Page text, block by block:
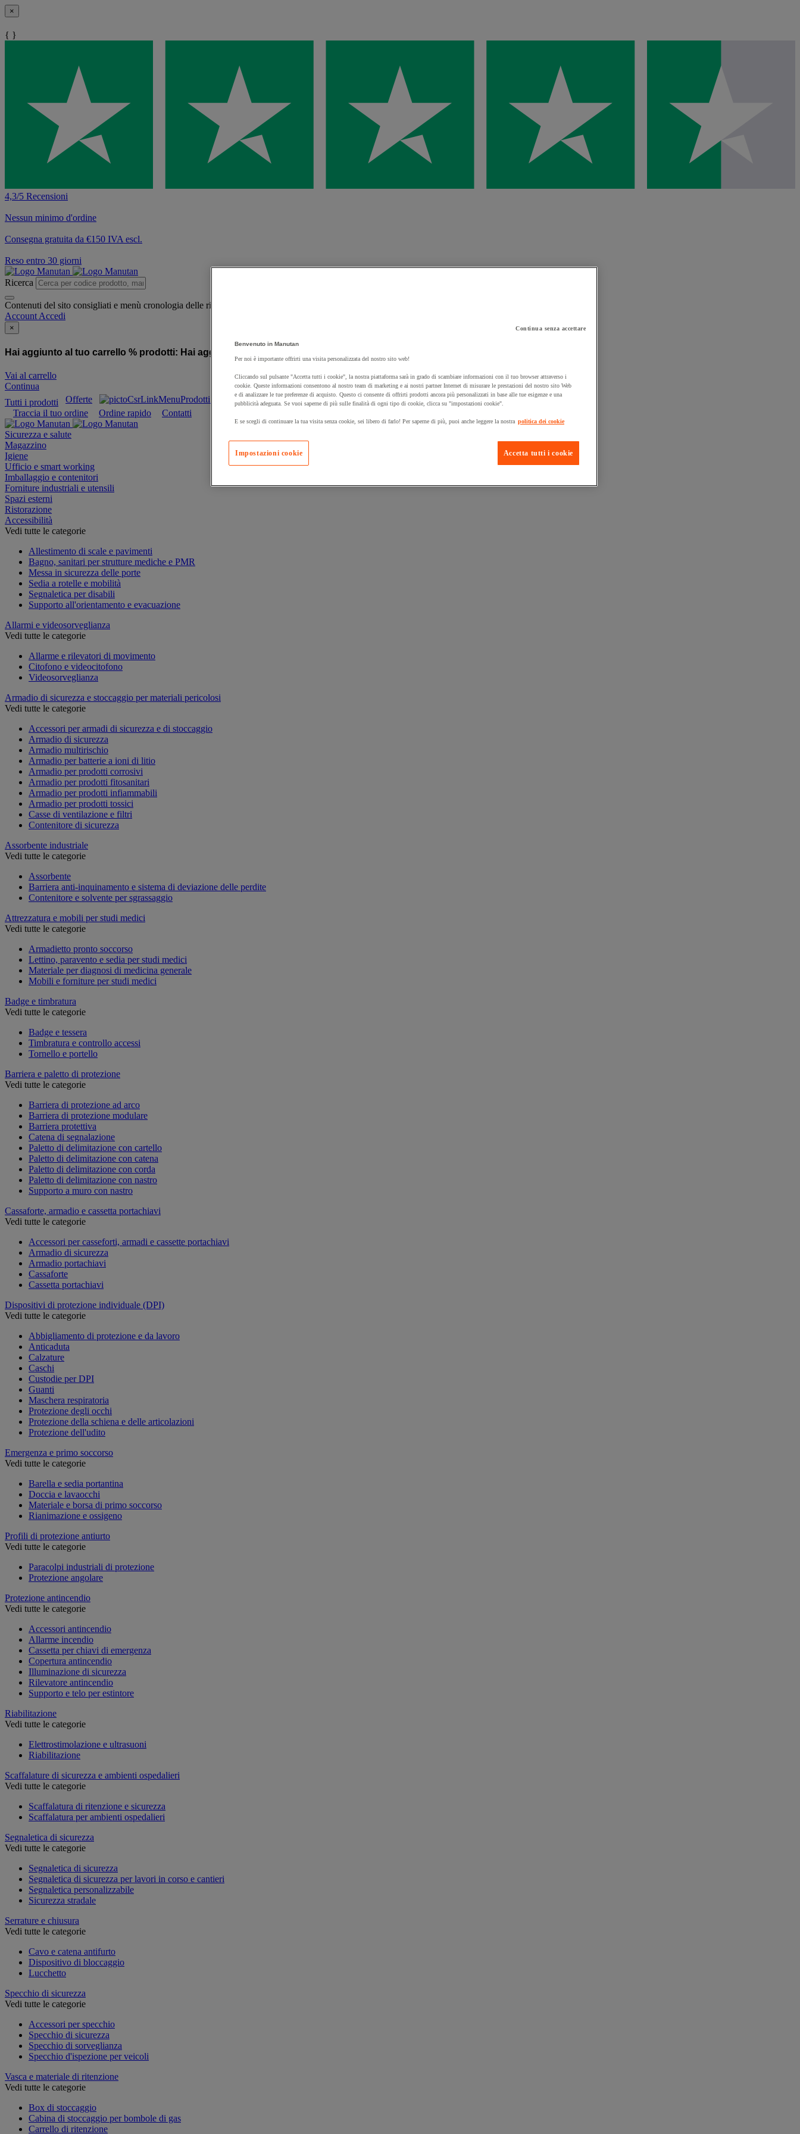
×
{ }
4,3/5 Recensioni
Nessun minimo d'ordine
Consegna gratuita da €150 IVA escl.
Reso entro 30 giorni
Ricerca
Contenuti del sito consigliati e menù cronologia delle ricerche
Account Accedi
×
Hai aggiunto al tuo carrello % prodotti: Hai aggiunto al tuo carrello un prodotto:
Vai al carrello
Continua
Tutti i prodotti
Offerte Prodotti sostenibili Manutan Expert
Prodotti in pronta consegna
Traccia il tuo ordine
Ordine rapido Contatti
Sicurezza e salute
Magazzino
Igiene
Ufficio e smart working
Imballaggio e contenitori
Forniture industriali e utensili
Spazi esterni
Ristorazione
Accessibilità
Vedi tutte le categorie
Allestimento di scale e pavimenti
Bagno, sanitari per strutture mediche e PMR
Messa in sicurezza delle porte
Sedia a rotelle e mobilità
Segnaletica per disabili
Supporto all'orientamento e evacuazione
Allarmi e videosorveglianza
Vedi tutte le categorie
Allarme e rilevatori di movimento
Citofono e videocitofono
Videosorveglianza
Armadio di sicurezza e stoccaggio per materiali pericolosi
Vedi tutte le categorie
Accessori per armadi di sicurezza e di stoccaggio
Armadio di sicurezza
Armadio multirischio
Armadio per batterie a ioni di litio
Armadio per prodotti corrosivi
Armadio per prodotti fitosanitari
Armadio per prodotti infiammabili
Armadio per prodotti tossici
Casse di ventilazione e filtri
Contenitore di sicurezza
Assorbente industriale
Vedi tutte le categorie
Assorbente
Barriera anti-inquinamento e sistema di deviazione delle perdite
Contenitore e solvente per sgrassaggio
Attrezzatura e mobili per studi medici
Vedi tutte le categorie
Armadietto pronto soccorso
Lettino, paravento e sedia per studi medici
Materiale per diagnosi di medicina generale
Mobili e forniture per studi medici
Badge e timbratura
Vedi tutte le categorie
Badge e tessera
Timbratura e controllo accessi
Tornello e portello
Barriera e paletto di protezione
Vedi tutte le categorie
Barriera di protezione ad arco
Barriera di protezione modulare
Barriera protettiva
Catena di segnalazione
Paletto di delimitazione con cartello
Paletto di delimitazione con catena
Paletto di delimitazione con corda
Paletto di delimitazione con nastro
Supporto a muro con nastro
Cassaforte, armadio e cassetta portachiavi
Vedi tutte le categorie
Accessori per casseforti, armadi e cassette portachiavi
Armadio di sicurezza
Armadio portachiavi
Cassaforte
Cassetta portachiavi
Dispositivi di protezione individuale (DPI)
Vedi tutte le categorie
Abbigliamento di protezione e da lavoro
Anticaduta
Calzature
Caschi
Custodie per DPI
Guanti
Maschera respiratoria
Protezione degli occhi
Protezione della schiena e delle articolazioni
Protezione dell'udito
Emergenza e primo soccorso
Vedi tutte le categorie
Barella e sedia portantina
Doccia e lavaocchi
Materiale e borsa di primo soccorso
Rianimazione e ossigeno
Profili di protezione antiurto
Vedi tutte le categorie
Paracolpi industriali di protezione
Protezione angolare
Protezione antincendio
Vedi tutte le categorie
Accessori antincendio
Allarme incendio
Cassetta per chiavi di emergenza
Copertura antincendio
Illuminazione di sicurezza
Rilevatore antincendio
Supporto e telo per estintore
Riabilitazione
Vedi tutte le categorie
Elettrostimolazione e ultrasuoni
Riabilitazione
Scaffalature di sicurezza e ambienti ospedalieri
Vedi tutte le categorie
Scaffalatura di ritenzione e sicurezza
Scaffalatura per ambienti ospedalieri
Segnaletica di sicurezza
Vedi tutte le categorie
Segnaletica di sicurezza
Segnaletica di sicurezza per lavori in corso e cantieri
Segnaletica personalizzabile
Sicurezza stradale
Serrature e chiusura
Vedi tutte le categorie
Cavo e catena antifurto
Dispositivo di bloccaggio
Lucchetto
Specchio di sicurezza
Vedi tutte le categorie
Accessori per specchio
Specchio di sicurezza
Specchio di sorveglianza
Specchio d'ispezione per veicoli
Vasca e materiale di ritenzione
Vedi tutte le categorie
Box di stoccaggio
Cabina di stoccaggio per bombole di gas
Carrello di ritenzione
Continua senza accettare
Benvenuto in Manutan
Per noi è importante offrirti una visita personalizzata del nostro sito web!
Cliccando sul pulsante "Accetta tutti i cookie", la nostra piattaforma sarà in grado di scambiare informazioni con il tuo browser attraverso i
cookie. Queste informazioni consentono al nostro team di marketing e ai nostri partner Internet di misurare le prestazioni del nostro sito Web
e di analizzare le tue preferenze di acquisto. Questo ci consente di offrirti prodotti ancora più personalizzati in base alle tue esigenze e una
pubblicità adeguata. Se vuoi saperne di più sulle finalità di ogni tipo di cookie, clicca su "impostazioni cookie".
E se scegli di continuare la tua visita senza cookie, sei libero di farlo! Per saperne di più, puoi anche leggere la nostra politica dei cookie
Accetta tutti i cookie
Impostazioni cookie